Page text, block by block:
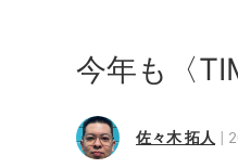
今年も〈
佐々木 拓人